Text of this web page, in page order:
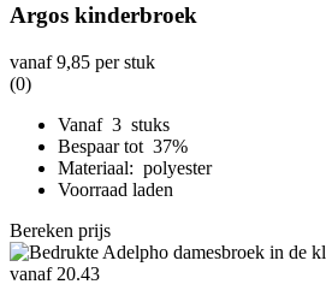
Argos kinderbroek
vanaf9,85 per stuk
(0)
Vanaf 3 stuks
Bespaar tot 37%
Materiaal: polyester
Voorraad laden
Bereken prijs